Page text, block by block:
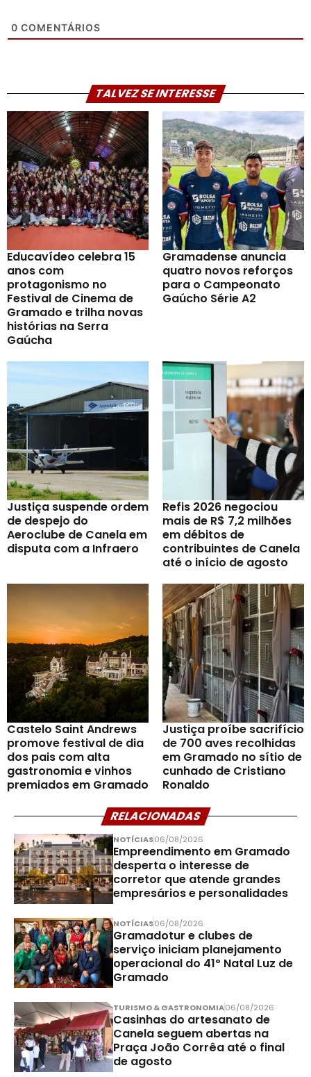
0 COMENTÁRIOS
TALVEZ SE INTERESSE
Educavídeo celebra 15
anos com
protagonismo no
Festival de Cinema de
Gramado e trilha novas
histórias na Serra
Gaúcha
Gramadense anuncia
quatro novos reforços
para o Campeonato
Gaúcho Série A2
Justiça suspende ordem
de despejo do
Aeroclube de Canela em
disputa com a Infraero
Refis 2026 negociou
mais de R$ 7,2 milhões
em débitos de
contribuintes de Canela
até o início de agosto
Castelo Saint Andrews
promove festival de dia
dos pais com alta
gastronomia e vinhos
premiados em Gramado
Justiça proíbe sacrifício
de 700 aves recolhidas
em Gramado no sítio de
cunhado de Cristiano
Ronaldo
RELACIONADAS
NOTÍCIAS06/08/2026
Empreendimento em Gramado
desperta o interesse de
corretor que atende grandes
empresários e personalidades
NOTÍCIAS06/08/2026
Gramadotur e clubes de
serviço iniciam planejamento
operacional do 41º Natal Luz de
Gramado
TURISMO & GASTRONOMIA06/08/2026
Casinhas do artesanato de
Canela seguem abertas na
Praça João Corrêa até o final
de agosto